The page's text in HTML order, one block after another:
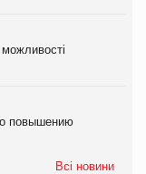
повышению
Всі новини